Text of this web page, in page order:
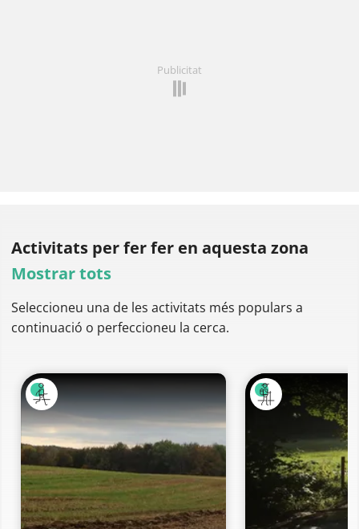
Publicitat
Activitats per ferfer en aquesta zona
Mostrar tots
Seleccioneu una de les activitats més populars a
continuació o perfeccioneu la cerca.